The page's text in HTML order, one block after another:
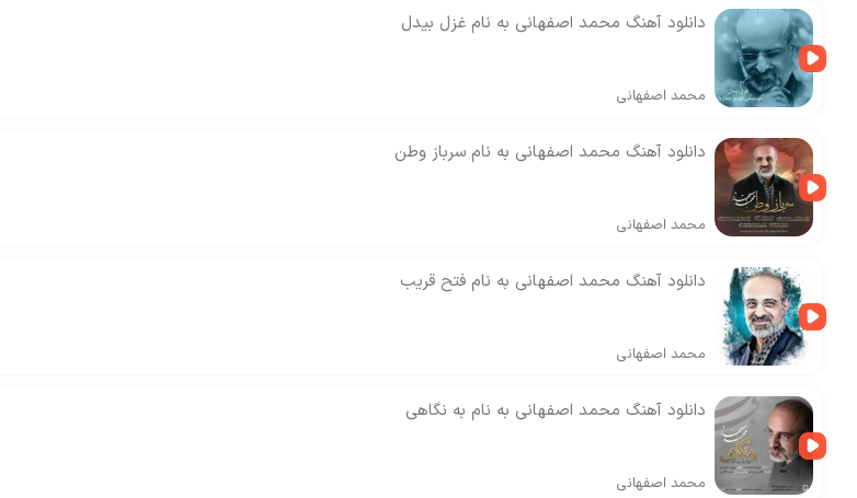
دانلود آهنگ محمد اصفهانی به نام غزل بیدل
محمد اصفهانی
دانلود آهنگ محمد اصفهانی به نام سرباز وطن
محمد اصفهانی
دانلود آهنگ محمد اصفهانی به نام فتح قریب
محمد اصفهانی
دانلود آهنگ محمد اصفهانی به نام به نگاهی
محمد اصفهانی